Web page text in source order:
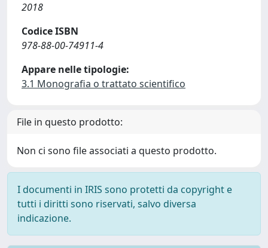
2018
Codice ISBN
978-88-00-74911-4
Appare nelle tipologie:
3.1 Monografia o trattato scientifico
File in questo prodotto:
Non ci sono file associati a questo prodotto.
I documenti in IRIS sono protetti da copyright e
tutti i diritti sono riservati, salvo diversa
indicazione.